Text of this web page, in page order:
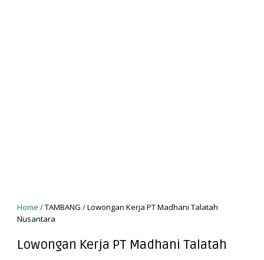
Home /TAMBANG /Lowongan Kerja PT Madhani Talatah
Nusantara
Lowongan Kerja PT Madhani Talatah